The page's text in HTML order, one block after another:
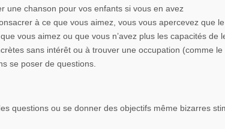
une chanson pour vos enfants si vous en avez
à ce que vous aimez, vous vous apercevez que
vous aimez ou que vous n’avez plus les capacités de
sans intérêt ou à trouver une occupation (comme le
se poser de questions.
questions ou se donner des objectifs même bizarres